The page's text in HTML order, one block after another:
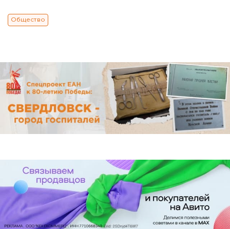
Общество